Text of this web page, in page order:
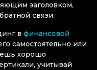
заголовком,
связи.
в финансовой
самостоятельно или
хорошо
учитывай